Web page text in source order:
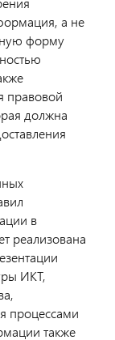
а не
форму
правовой
должна
в
реализована
ИКТ,
процессами
также